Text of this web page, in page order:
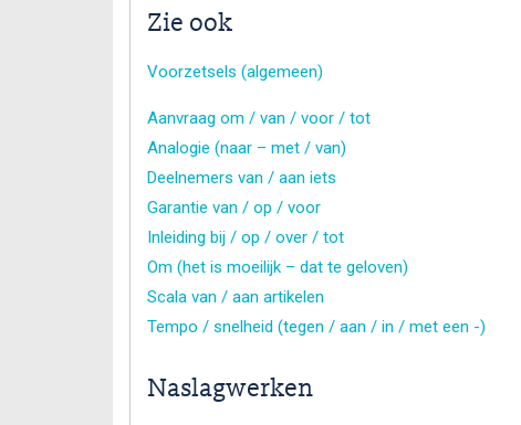
Zie ook
Voorzetsels (algemeen)
Aanvraag om / van / voor / tot
Analogie (naar – met / van)
Deelnemers van / aan iets
Garantie van / op / voor
Inleiding bij / op / over / tot
Om (het is moeilijk – dat te geloven)
Scala van / aan artikelen
Tempo / snelheid (tegen / aan / in / met een -)
Naslagwerken